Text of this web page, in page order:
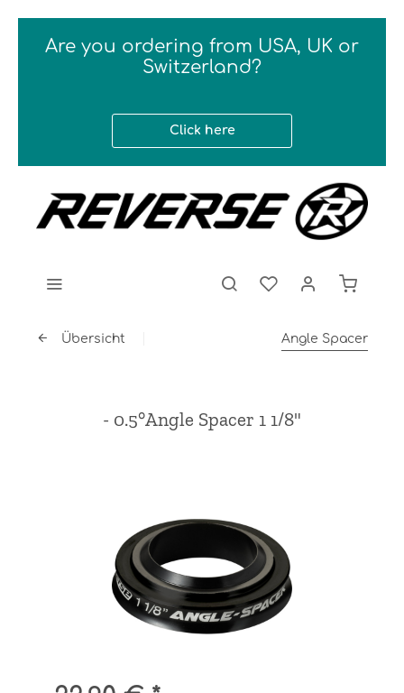
Are you ordering from USA, UK or
Switzerland?
Click here
Übersicht Angle Spacer
- 0.5°Angle Spacer 1 1/8"